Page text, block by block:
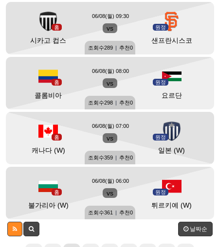
홈
시카고 컵스
vs 원정
샌프란시스코
06/08(월) 09:30
조회수289 | 추천0
홈
콜롬비아
vs 원정
요르단
06/08(월) 08:00
조회수298 | 추천0
홈
캐나다 (W)
vs 원정
일본 (W)
06/08(월) 07:00
조회수359 | 추천0
홈
불가리아 (W)
vs 원정
튀르키예 (W)
06/08(월) 06:00
조회수361 | 추천0
날짜순